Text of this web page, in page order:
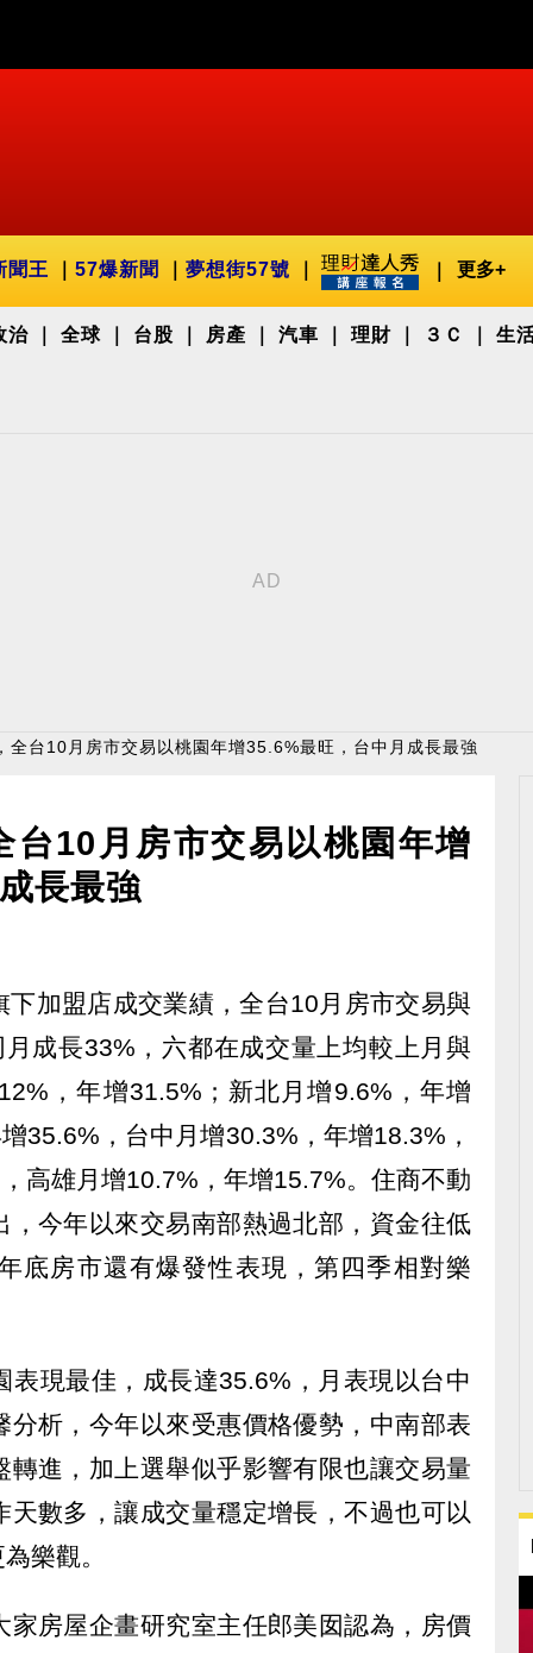
聞王 57爆新聞 夢想街57號 更多+
治 全球 台股 房產 汽車 理財 ３Ｃ 生
台10月房市交易以桃園年增35.6%最旺，台中月成長最強
台10月房市交易以桃園年增
長最強
加盟店成交業績，全台10月房市交易與
成長33%，六都在成交量上均較上月與
，年增31.5%；新北月增9.6%，年增
35.6%，台中月增30.3%，年增18.3%，
高雄月增10.7%，年增15.7%。住商不動
今年以來交易南部熱過北部，資金往低
底房市還有爆發性表現，第四季相對樂
表現最佳，成長達35.6%，月表現以台中
析，今年以來受惠價格優勢，中南部表
進，加上選舉似乎影響有限也讓交易量
數多，讓成交量穩定增長，不過也可以
樂觀。
房屋企畫研究室主任郎美囡認為，房價